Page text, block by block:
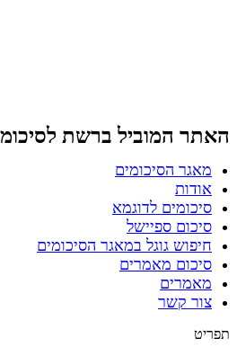
האתר המוביל ברשת
מאגר הסיכומים
אודות
סיכומים לדוגמא
סיכום ספיישל
חיפוש גוגל במאגר הסיכומים
סיכום מאמרים
מאמרים
צור קשר
תפריט